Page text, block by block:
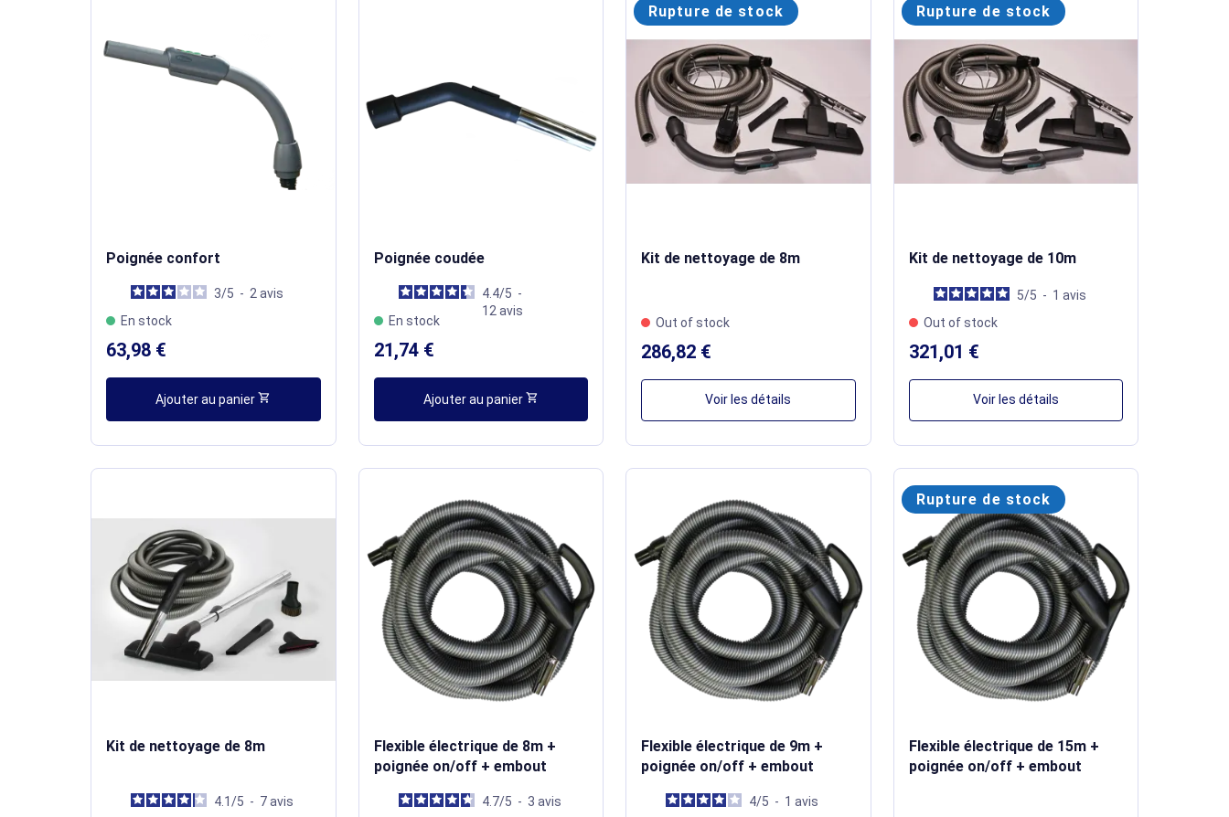
Poignée confort
3/5 - 2avis
En stock
63,98 €
Ajouter au panier shopping_cart
Poignée coudée
4.4/5 -
12 avis
En stock
21,74 €
Ajouter au panier shopping_cart
Rupture de stock
Kit de nettoyage de 8m
Out of stock
286,82 €
Voir les détails
Rupture de stock
Kit de nettoyage de 10m
5/5 - 1 avis
Out of stock
321,01 €
Voir les détails
Kit de nettoyage de 8m
4.1/5 - 7avis
Flexible électrique de 8m +
poignée on/off + embout
4.7/5 - 3 avis
Flexible électrique de 9m +
poignée on/off + embout
4/5 - 1avis
Rupture de stock
Flexible électrique de 15m +
poignée on/off + embout